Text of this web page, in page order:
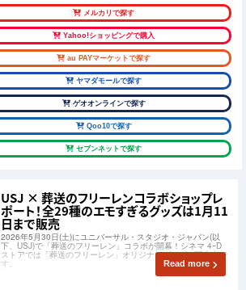
メルカリで探す
Yahoo!ショッピングで購入
au PAYマーケットで探す
ヤマダモールで探す
ゲオオンラインで探す
Qoo10で探す
セブンネットで探す
USJ × 葬送のフリーレンコラボショップレ
ポート！全29種のエモすぎるグッズは1月11
日まで販売
2026年5月30日(土)にユニバーサル・スタジオ・ジャパン(以
下、USJ)で「葬送のフリーレン」コラボが開幕！シネマ 4ｰD
ストアでは「葬送のフリーレン」オリジナルグッズが販売中で
す。 Read more